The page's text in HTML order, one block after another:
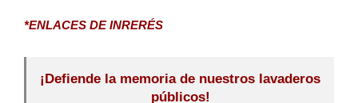
*ENLACES DE INRERÉS
¡Defiende la memoria de nuestros lavaderos
públicos!